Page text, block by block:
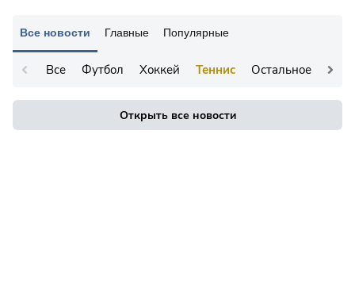
Все новости Главные Популярные
Все Футбол Хоккей Теннис Остальное
Открыть все новости